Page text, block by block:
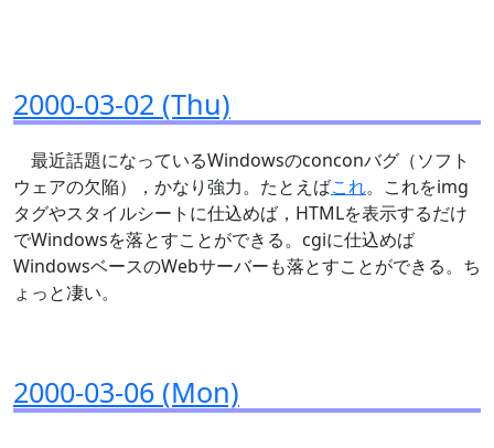
2000-03-02 (Thu)
最近話題になっているWindowsのconconバグ（ソフト
ウェアの欠陥），かなり強力。たとえばこれ。これをimg
タグやスタイルシートに仕込めば，HTMLを表示するだけ
でWindowsを落とすことができる。cgiに仕込めば
WindowsベースのWebサーバーも落とすことができる。ち
ょっと凄い。
2000-03-06 (Mon)